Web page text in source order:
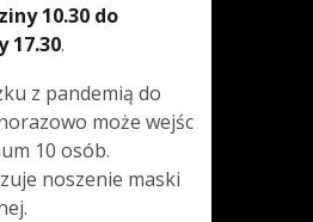
10.30 do
17.30.
z pandemią do
może wejśc
10 osób.
noszenie maski